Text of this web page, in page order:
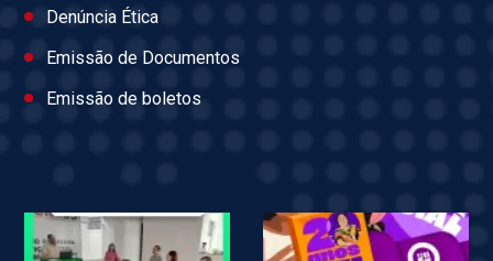
Denúncia Ética
Emissão de Documentos
Emissão de boletos